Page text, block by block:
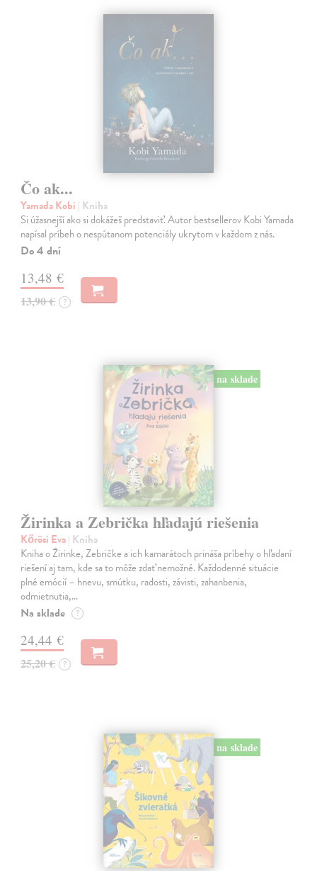
Čo ak...
Yamada Kobi | Kniha
Si úžasnejší ako si dokážeš predstaviť. Autor bestsellerov Kobi Yamada
napísal príbeh o nespútanom potenciály ukrytom v každom z nás.
Do 4 dní
13,48 €
13,90 € ?
na sklade
Žirinka a Zebrička hľadajú riešenia
Kőrösi Eva| Kniha
Kniha o Žirinke, Zebričke a ich kamarátoch prináša príbehy o hľadaní
riešení aj tam, kde sa to môže zdať nemožné. Každodenné situácie
plné emócií – hnevu, smútku, radosti, závisti, zahanbenia,
odmietnutia,…
Na sklade ?
24,44 €
25,20 € ?
na sklade